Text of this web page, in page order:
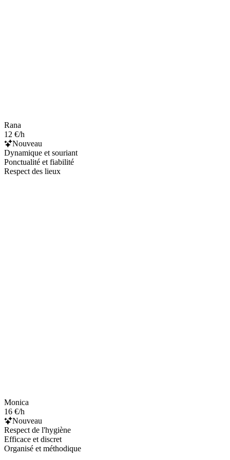
Rana
12 €/h
Nouveau
Dynamique et souriant
Ponctualité et fiabilité
Respect des lieux
Monica
16 €/h
Nouveau
Respect de l'hygiène
Efficace et discret
Organisé et méthodique